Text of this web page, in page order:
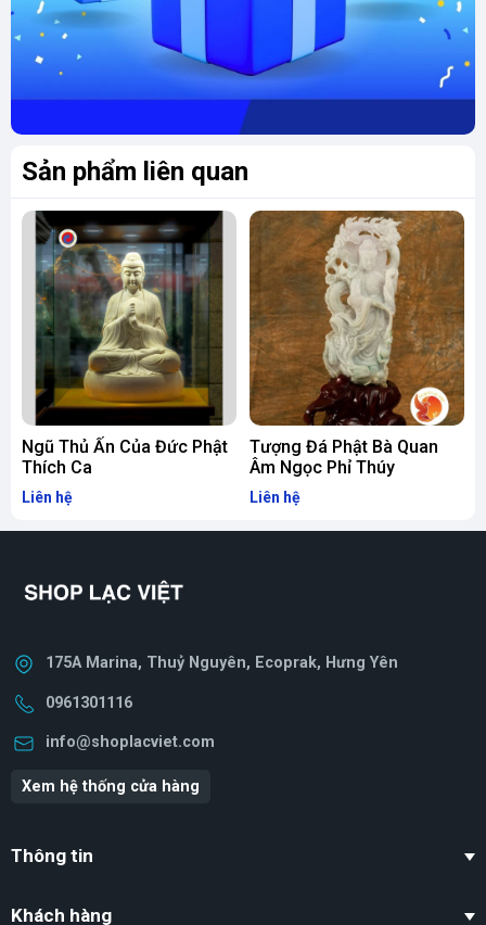
Sản phẩm liên quan
Ngũ Thủ Ấn Của Đức Phật
Thích Ca
Liên hệ
Tượng Đá Phật Bà Quan
Âm Ngọc Phỉ Thúy
Liên hệ
175A Marina, Thuỷ Nguyên, Ecoprak, Hưng Yên
0961301116
info@shoplacviet.com
Xem hệ thống cửa hàng
Thông tin
Khách hàng